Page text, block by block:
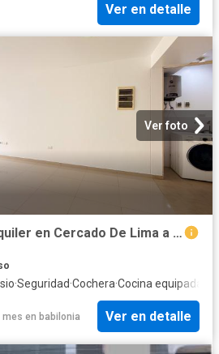
Ver en detalle
Ver foto
Departamento en alquiler en Cercado De Lima a S/1,850 al mes
·Seguridad·Cochera·Cocina equipada
mes en babilonia Ver en detalle